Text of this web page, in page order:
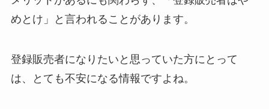
めとけ」と言われることがあります。
登録販売者になりたいと思っていた方にとって
は、とても不安になる情報ですよね。